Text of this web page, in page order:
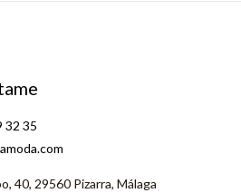
32 35
40, 29560 Pizarra, Málaga